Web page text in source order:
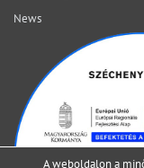
News
A weboldalon a